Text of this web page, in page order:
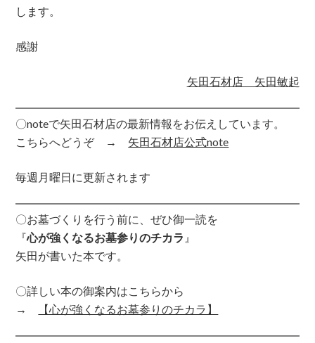
します。
感謝
矢田石材店 矢田敏起
〇noteで矢田石材店の最新情報をお伝えしています。
こちらへどうぞ → 矢田石材店公式note
毎週月曜日に更新されます
〇お墓づくりを行う前に、ぜひ御一読を
『心が強くなるお墓参りのチカラ 』
矢田が書いた本です。
〇詳しい本の御案内はこちらから
→
【心が強くなるお墓参りのチカラ】